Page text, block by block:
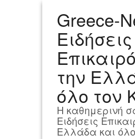
Greece-
Ειδήσεις
την
όλο τον
Η καθημερινή
Ειδήσεις
Ελλάδα και